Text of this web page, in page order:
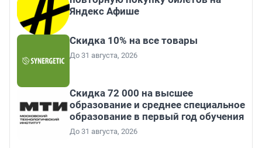
Яндекс Афише
Скидка 10% на все товары
До 31 августа, 2026
Скидка 72 000 на высшее
образование и среднее специальное
образование в первый год обучения
До 31 августа, 2026